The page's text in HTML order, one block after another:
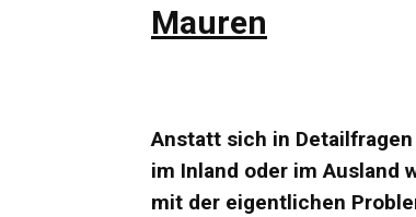
Mauren
Anstatt sich in
im Inland oder im Ausland
mit der eigentlichen